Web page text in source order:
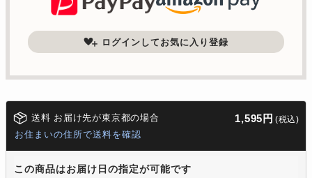
ログインしてお気に入り登録
送料 お届け先が東京都の場合 1,595円 (税込)
お住まいの住所で送料を確認
この商品はお届け日の指定が可能です